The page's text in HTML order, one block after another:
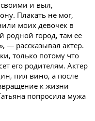
своими и выл,
Плакать не мог,
моих девочек в
родной город, там ее
— рассказывал актер.
только потому что
его родителям. Актер
пил вино, а после
к жизни
попросила мужа